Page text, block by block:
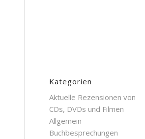
Kategorien
Aktuelle Rezensionen von
CDs, DVDs und Filmen
Allgemein
Buchbesprechungen